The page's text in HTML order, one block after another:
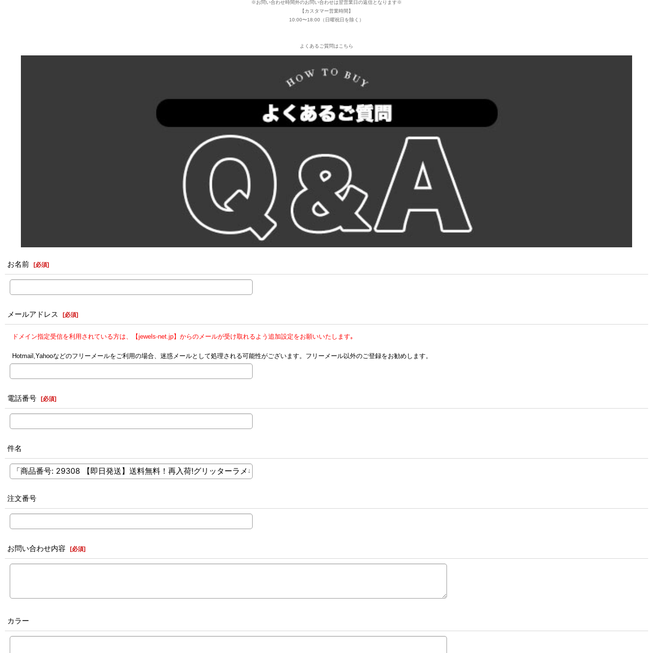
※お問い合わせ時間外のお問い合わせは翌営業日の返信となります※
【カスタマー営業時間】
10:00〜18:00（日曜祝日を除く）
よくあるご質問はこちら
お名前 必須]
メールアドレス 必須]
ドメイン指定受信を利用されている方は、【jewels-net.jp】からのメールが受け取れるよう追加設定をお願いいたします｡
Hotmail,Yahooなどのフリーメールをご利用の場合、迷惑メールとして処理される可能性がございます。フリーメール以外のご登録をお勧めします。
電話番号 必須]
件名
注文番号
お問い合わせ内容 必須]
カラー